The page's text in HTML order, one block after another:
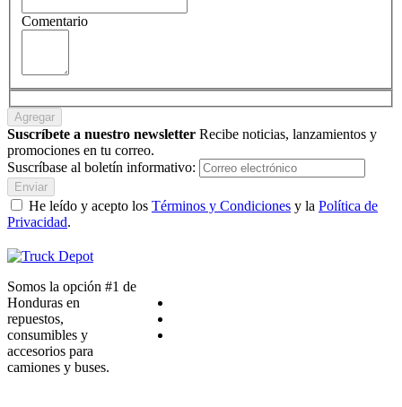
Comentario
Agregar
Suscríbete a nuestro newsletter Recibe noticias, lanzamientos y
promociones en tu correo.
Suscríbase al boletín informativo:
Enviar
He leído y acepto los Términos y Condiciones y la Política de
Privacidad.
Somos la opción #1 de
Honduras en
repuestos,
consumibles y
accesorios para
camiones y buses.